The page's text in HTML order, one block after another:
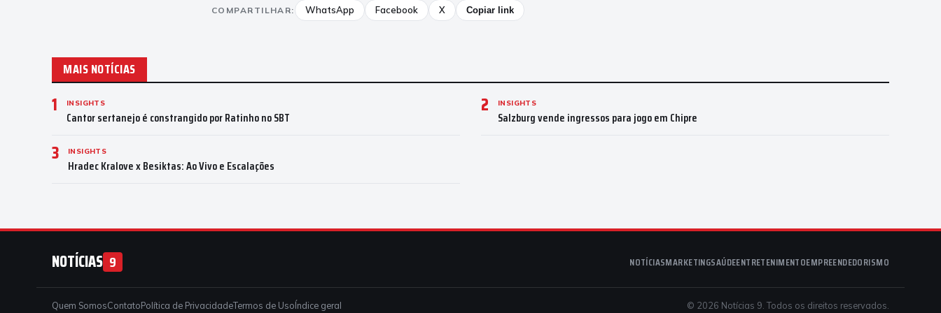
COMPARTILHAR: WhatsApp Facebook X Copiar link
MAIS NOTÍCIAS
1 INSIGHTS
Cantor sertanejo é constrangido por Ratinho no SBT 2 INSIGHTS
Salzburg vende ingressos para jogo em Chipre
3 INSIGHTS
Hradec Kralove x Besiktas: Ao Vivo e Escalações
NOTÍCIAS 9 NOTÍCIASMARKETINGSAÚDEENTRETENIMENTOEMPREENDEDORISMO
Quem SomosContatoPolítica de PrivacidadeTermos de UsoÍndice geral © 2026 Notícias 9. Todos os direitos reservados.